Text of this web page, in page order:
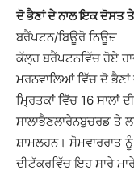
ਦੋ ਭੈਣਾਂ ਦੇ ਨਾਲ ਇਕ ਦੋਸਤ
ਬਰੈਂਪਟਨ/ਬਿਊਰੋ ਨਿਊਜ਼
ਕੱਲ੍ਹ ਬਰੈਂਪਟਨਵਿੱਚ ਹੋਏ
ਮਰਨਵਾਲਿਆਂ ਵਿੱਚ ਦੋ
ਮ੍ਰਿਤਕਾਂ ਵਿੱਚ 16 ਸਾਲਾਂ
ਸਾਲਾਭੈਣਲਾਰੇਨਬੁਚਰਡ ਤੇ
ਸ਼ਾਮਲਹਨ। ਸੋਮਵਾਰਰਾਤ
ਦੀਟੱਕਰਵਿੱਚ ਇਹ ਸਾਰੇ